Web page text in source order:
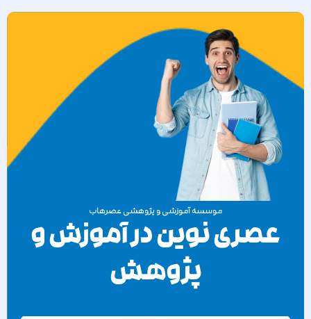
موسسه آموزشی و پژوهشی عصرهاب
عصری نوین در آموزش و
پژوهش